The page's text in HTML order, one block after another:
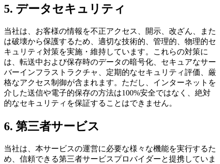
5. データセキュリティ
当社は、お客様の情報を不正アクセス、開示、改ざん、また
は破壊から保護するため、適切な技術的、管理的、物理的セ
キュリティ対策を実施・維持しています。これらの対策に
は、転送中および保存時のデータの暗号化、セキュアなサー
バーインフラストラクチャ、定期的なセキュリティ評価、厳
格なアクセス制御が含まれます。ただし、インターネットを
介した送信や電子的保存の方法は100%安全ではなく、絶対
的なセキュリティを保証することはできません。
6. 第三者サービス
当社は、本サービスの運営に必要な様々な機能を実行するた
め、信頼できる第三者サービスプロバイダーと提携していま